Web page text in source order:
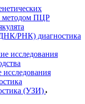
методом ПЦР
РНК) диагностика
исследования
исследования
(УЗИ)